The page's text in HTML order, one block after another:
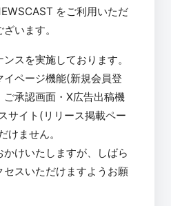
をご利用いただ
います。
スを実施しております。
イページ機能(新規会員登
承認画面・X広告出稿機
サイト(リリース掲載ペー
けません。
けいたしますが、しばら
セスいただけますようお願